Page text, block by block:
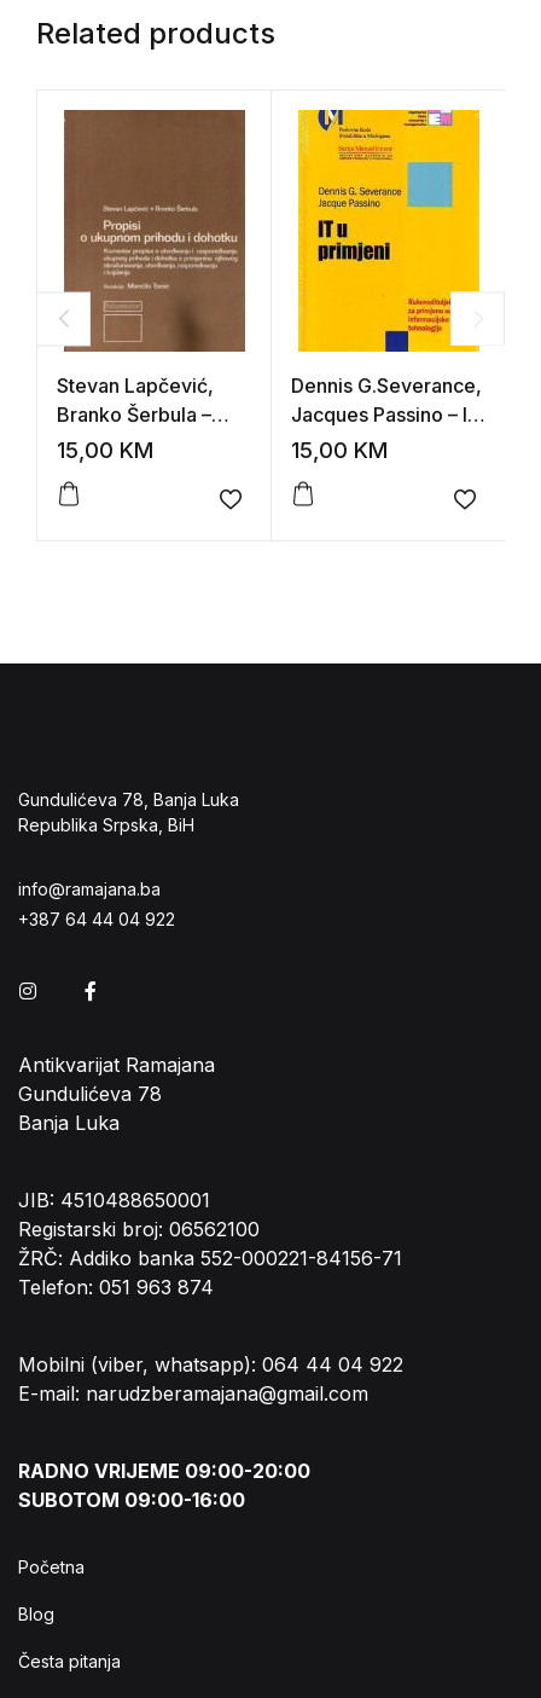
Related products
Stevan Lapčević,
Branko Šerbula –
Propisi o ukupnom
15,00 KM
Add to wishlist
Dennis G.Severance,
Jacques Passino – IT
u primjeni
15,00 KM
Add to
Gundulićeva 78, Banja Luka
Republika Srpska, BiH
info@ramajana.ba
+387 64 44 04 922
Instagram
Antikvarijat Ramajana
Gundulićeva 78
Banja Luka
JIB: 4510488650001
Registarski broj: 06562100
ŽRČ: Addiko banka 552-000221-84156-71
Telefon: 051 963 874
Mobilni (viber, whatsapp): 064 44 04 922
E-mail: narudzberamajana@gmail.com
RADNO VRIJEME 09:00-20:00
SUBOTOM 09:00-16:00
Početna
Blog
Česta pitanja